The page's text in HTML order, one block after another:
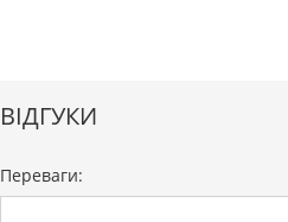
ВІДГУКИ
Переваги: